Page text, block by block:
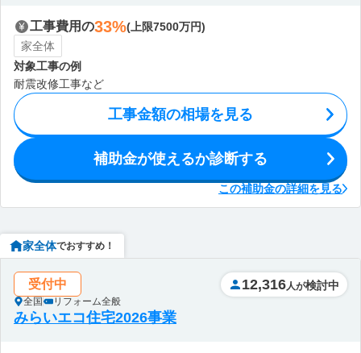
工事費用の33%(上限7500万円)
家全体
対象工事の例
耐震改修工事など
工事金額の相場を見る
補助金が使えるか診断する
この補助金の詳細を見る
家全体でおすすめ！
受付中
全国 リフォーム全般
12,316 人が検討中
みらいエコ住宅2026事業